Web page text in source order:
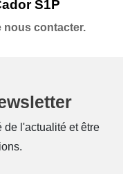
S1P
nous contacter.
de l'actualité et être